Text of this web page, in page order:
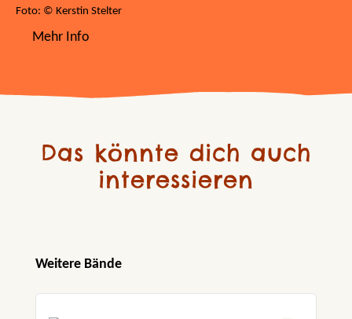
Foto: © Kerstin Stelter
Mehr Info
Das könnte dich auch
interessieren
Produktgalerie überspringen
Weitere Bände